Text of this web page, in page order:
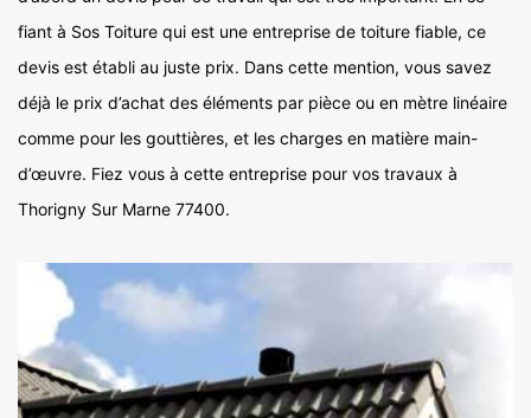
fiant à Sos Toiture qui est une entreprise de toiture fiable, ce
devis est établi au juste prix. Dans cette mention, vous savez
déjà le prix d’achat des éléments par pièce ou en mètre linéaire
comme pour les gouttières, et les charges en matière main-
d’œuvre. Fiez vous à cette entreprise pour vos travaux à
Thorigny Sur Marne 77400.